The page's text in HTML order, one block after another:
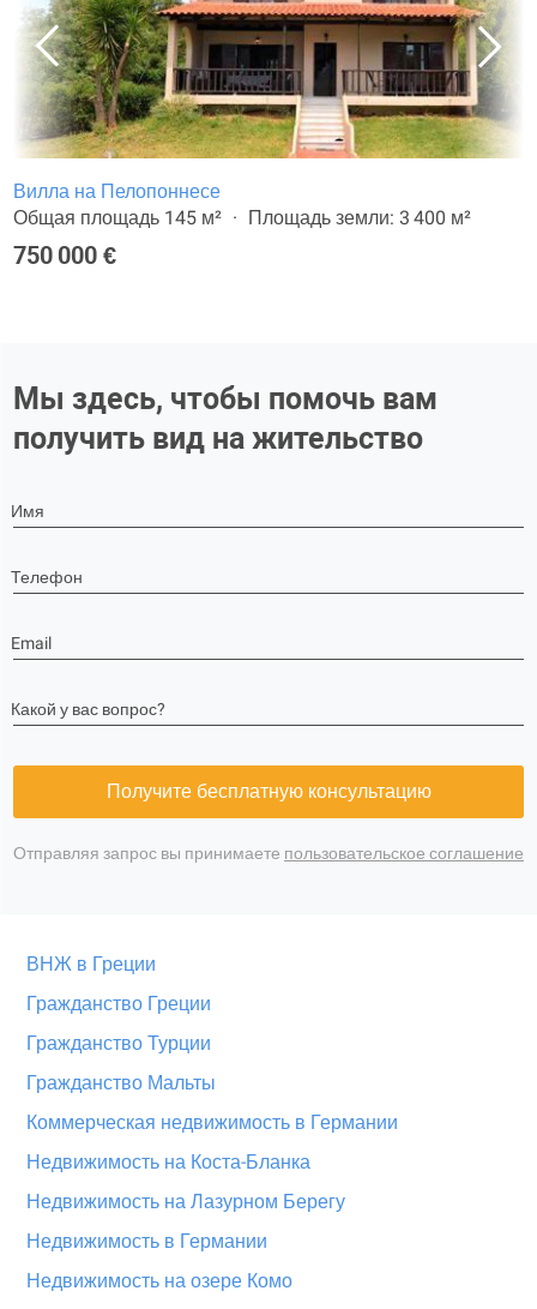
Вилла на Пелопоннесе
Общая площадь 145 м²
Площадь земли: 3 400 м²
750 000 €
Мы здесь, чтобы помочь вам
получить вид на жительство
Имя
Телефон
Email
Какой у вас вопрос?
Получите бесплатную консультацию
Отправляя запрос вы принимаете пользовательское соглашение
ВНЖ в Греции
Гражданство Греции
Гражданство Турции
Гражданство Мальты
Коммерческая недвижимость в Германии
Недвижимость на Коста-Бланка
Недвижимость на Лазурном Берегу
Недвижимость в Германии
Недвижимость на озере Комо